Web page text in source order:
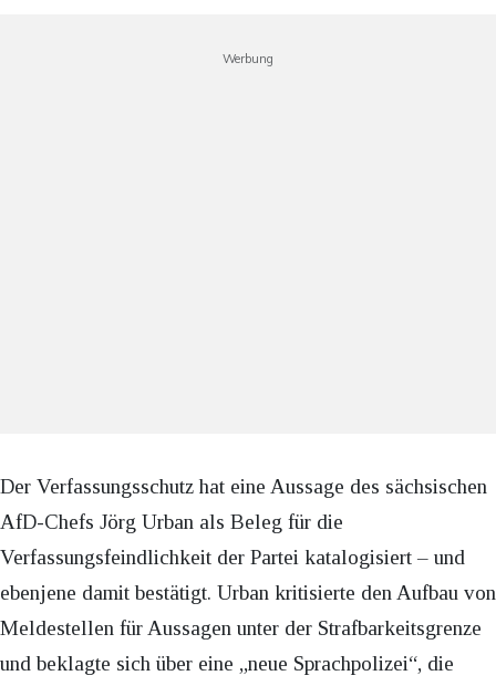
Werbung
Der Verfassungsschutz hat eine Aussage des sächsischen
AfD-Chefs Jörg Urban als Beleg für die
Verfassungsfeindlichkeit der Partei katalogisiert – und
ebenjene damit bestätigt. Urban kritisierte den Aufbau von
Meldestellen für Aussagen unter der Strafbarkeitsgrenze
und beklagte sich über eine „neue Sprachpolizei“, die